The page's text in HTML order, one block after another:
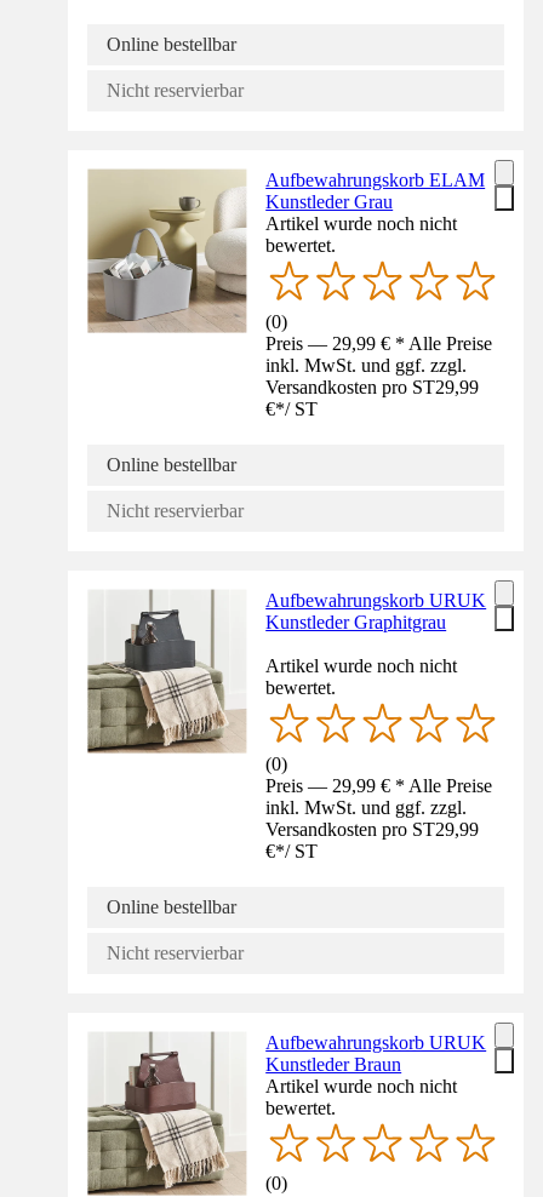
Online bestellbar
Nicht reservierbar
Aufbewahrungskorb ELAM
Kunstleder Grau
Artikel wurde noch nicht
bewertet.
(0)
Preis — 29,99 € * Alle Preise
inkl. MwSt. und ggf. zzgl.
Versandkosten pro ST29,99
€*/ ST
Online bestellbar
Nicht reservierbar
Aufbewahrungskorb URUK
Kunstleder Graphitgrau
Artikel wurde noch nicht
bewertet.
(0)
Preis — 29,99 € * Alle Preise
inkl. MwSt. und ggf. zzgl.
Versandkosten pro ST29,99
€*/ ST
Online bestellbar
Nicht reservierbar
Aufbewahrungskorb URUK
Kunstleder Braun
Artikel wurde noch nicht
bewertet.
(0)